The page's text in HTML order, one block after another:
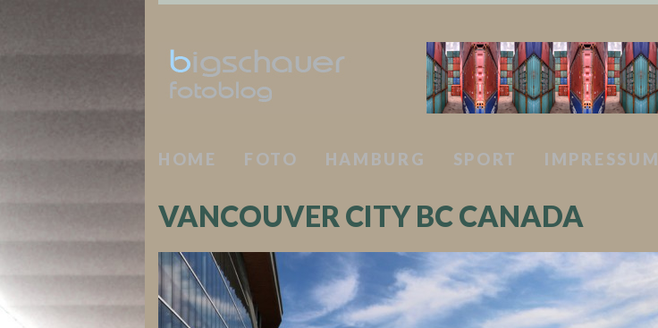
HOME FOTO HAMBURG SPORT IMPRESSUM
VANCOUVER CITY BC CANADA